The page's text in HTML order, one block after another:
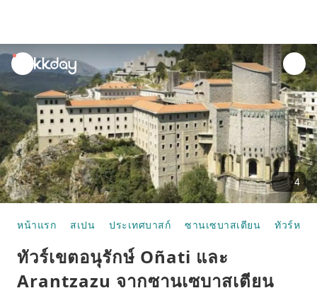
unread
notifications
4
หน้าแรก สเปน ประเทศบาสก์ ซานเซบาสเตียน ทัวร์หนึ่ง
ทัวร์เขตอนุรักษ์ Oñati และ
Arantzazu จากซานเซบาสเตียน